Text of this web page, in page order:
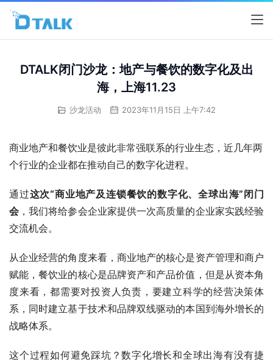
DTALK闭门沙龙：地产与餐饮的数字化及出
海，上海11.23
沙龙活动 2023年11月15日 上午7:42
商业地产和餐饮业是彼此非常强联系的行业生态，近几年两
个行业的企业都在推动自己的数字化进程。
通过这次“商业地产及连锁餐饮的数字化、全球出海”闭门
会 ，我们将给参会企业家提供一次高质量的企业家实践经验
交流机会。
从企业经营的角度来看，商业地产的核心是资产管理和商户
赋能，餐饮业的核心是品牌资产和产品价值，但是从资本角
度来看，都需要对投资人负责，要建立科学的经营决策体
系，同时建立基于技术和品牌双线驱动的本国到海外增长的
战略体系。
这个过程如何避免踩坑？数字化增长和全球出海有没有捷